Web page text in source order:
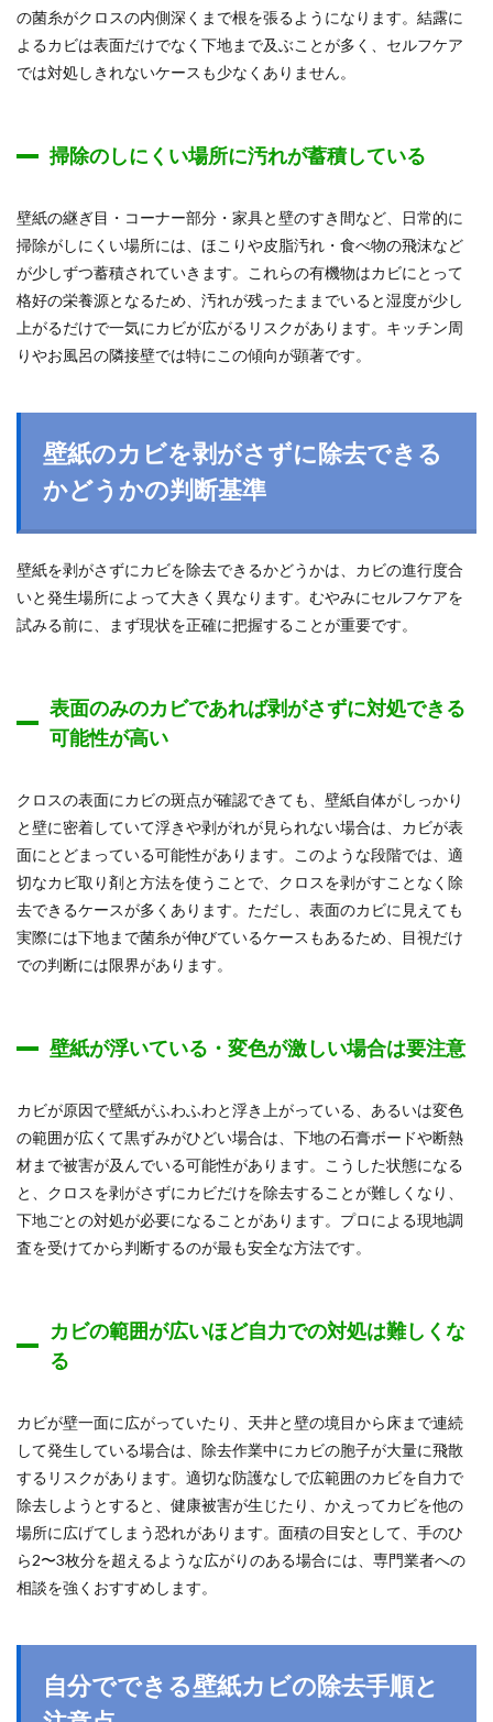
の菌糸がクロスの内側深くまで根を張るようになります。結露に
よるカビは表面だけでなく下地まで及ぶことが多く、セルフケア
では対処しきれないケースも少なくありません。
掃除のしにくい場所に汚れが蓄積している
壁紙の継ぎ目・コーナー部分・家具と壁のすき間など、日常的に
掃除がしにくい場所には、ほこりや皮脂汚れ・食べ物の飛沫など
が少しずつ蓄積されていきます。これらの有機物はカビにとって
格好の栄養源となるため、汚れが残ったままでいると湿度が少し
上がるだけで一気にカビが広がるリスクがあります。キッチン周
りやお風呂の隣接壁では特にこの傾向が顕著です。
壁紙のカビを剥がさずに除去できる
かどうかの判断基準
壁紙を剥がさずにカビを除去できるかどうかは、カビの進行度合
いと発生場所によって大きく異なります。むやみにセルフケアを
試みる前に、まず現状を正確に把握することが重要です。
表面のみのカビであれば剥がさずに対処できる
可能性が高い
クロスの表面にカビの斑点が確認できても、壁紙自体がしっかり
と壁に密着していて浮きや剥がれが見られない場合は、カビが表
面にとどまっている可能性があります。このような段階では、適
切なカビ取り剤と方法を使うことで、クロスを剥がすことなく除
去できるケースが多くあります。ただし、表面のカビに見えても
実際には下地まで菌糸が伸びているケースもあるため、目視だけ
での判断には限界があります。
壁紙が浮いている・変色が激しい場合は要注意
カビが原因で壁紙がふわふわと浮き上がっている、あるいは変色
の範囲が広くて黒ずみがひどい場合は、下地の石膏ボードや断熱
材まで被害が及んでいる可能性があります。こうした状態になる
と、クロスを剥がさずにカビだけを除去することが難しくなり、
下地ごとの対処が必要になることがあります。プロによる現地調
査を受けてから判断するのが最も安全な方法です。
カビの範囲が広いほど自力での対処は難しくな
る
カビが壁一面に広がっていたり、天井と壁の境目から床まで連続
して発生している場合は、除去作業中にカビの胞子が大量に飛散
するリスクがあります。適切な防護なしで広範囲のカビを自力で
除去しようとすると、健康被害が生じたり、かえってカビを他の
場所に広げてしまう恐れがあります。面積の目安として、手のひ
ら2〜3枚分を超えるような広がりのある場合には、専門業者への
相談を強くおすすめします。
自分でできる壁紙カビの除去手順と